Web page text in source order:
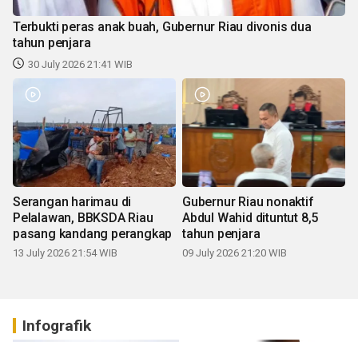
Terbukti peras anak buah, Gubernur Riau divonis dua
tahun penjara
30 July 2026 21:41 WIB
Serangan harimau di
Pelalawan, BBKSDA Riau
pasang kandang perangkap
13 July 2026 21:54 WIB
Gubernur Riau nonaktif
Abdul Wahid dituntut 8,5
tahun penjara
09 July 2026 21:20 WIB
Infografik